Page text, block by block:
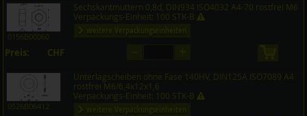
Preis CHF
Menge
0156B00060
Sechskantmuttern 0,8d, DIN934 ISO4032 A4-70 rostfrei M6
Verpackungs-Einheit: 100 STK-B
weitere Verpackungseinheiten
Preis: CHF
0526B06412
Unterlagscheiben ohne Fase 140HV, DIN125A ISO7089 A4
rostfrei M6/6,4x12x1,6
Verpackungs-Einheit: 100 STK-B
weitere Verpackungseinheiten